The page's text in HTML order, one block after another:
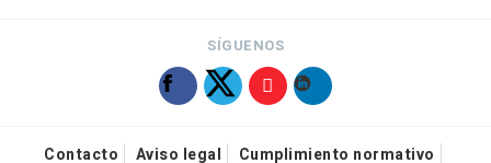
SÍGUENOS
Contacto Aviso legal Cumplimiento normativo